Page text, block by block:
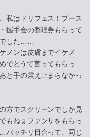
私はドリフェス！ブース
握手会の整理券もらって
した……
メンは皮膚までイケメ
でとうて言ってもらっ
と手の震え止まらなかっ
方でスクリーンでしか見
もねぇファンサをもらっ
ッチリ目合って、同じ